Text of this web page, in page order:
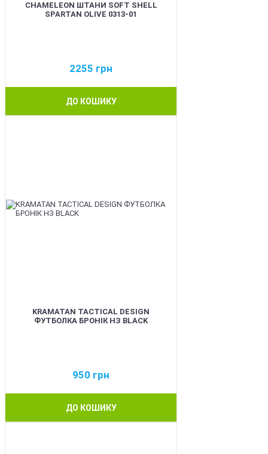
CHAMELEON ШТАНИ SOFT SHELL
SPARTAN OLIVE 0313-01
2255 грн
ДО КОШИКУ
KRAMATAN TACTICAL DESIGN
ФУТБОЛКА БРОНІК НЗ BLACK
950 грн
ДО КОШИКУ